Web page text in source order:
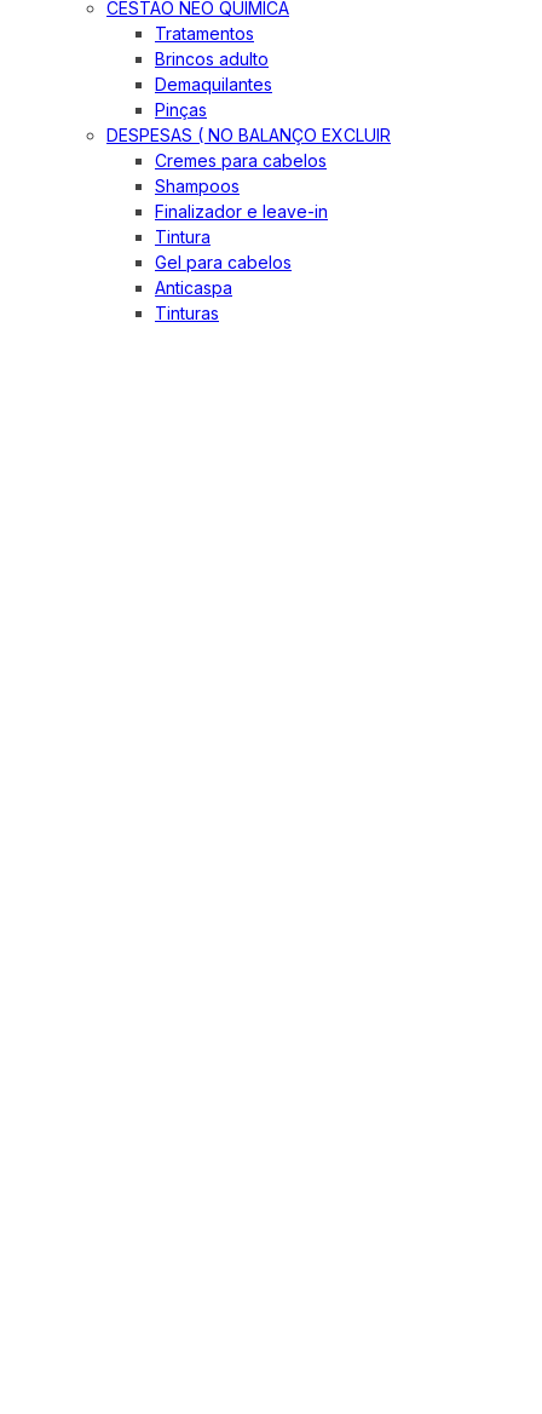
CESTÃO NEO QUIMICA
Tratamentos
Brincos adulto
Demaquilantes
Pinças
DESPESAS ( NO BALANÇO EXCLUIR
Cremes para cabelos
Shampoos
Finalizador e leave-in
Tintura
Gel para cabelos
Anticaspa
Tinturas